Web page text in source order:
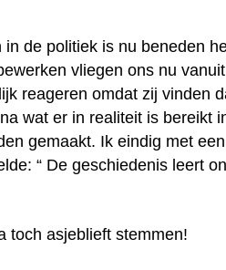
in de politiek is nu beneden
vliegen ons nu
reageren omdat zij vinden
wat er in realiteit is bereikt
gemaakt. Ik eindig met
“ De geschiedenis leert
toch asjeblieft stemmen!